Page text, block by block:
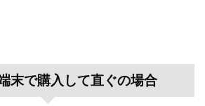
末で購入して直ぐの場合